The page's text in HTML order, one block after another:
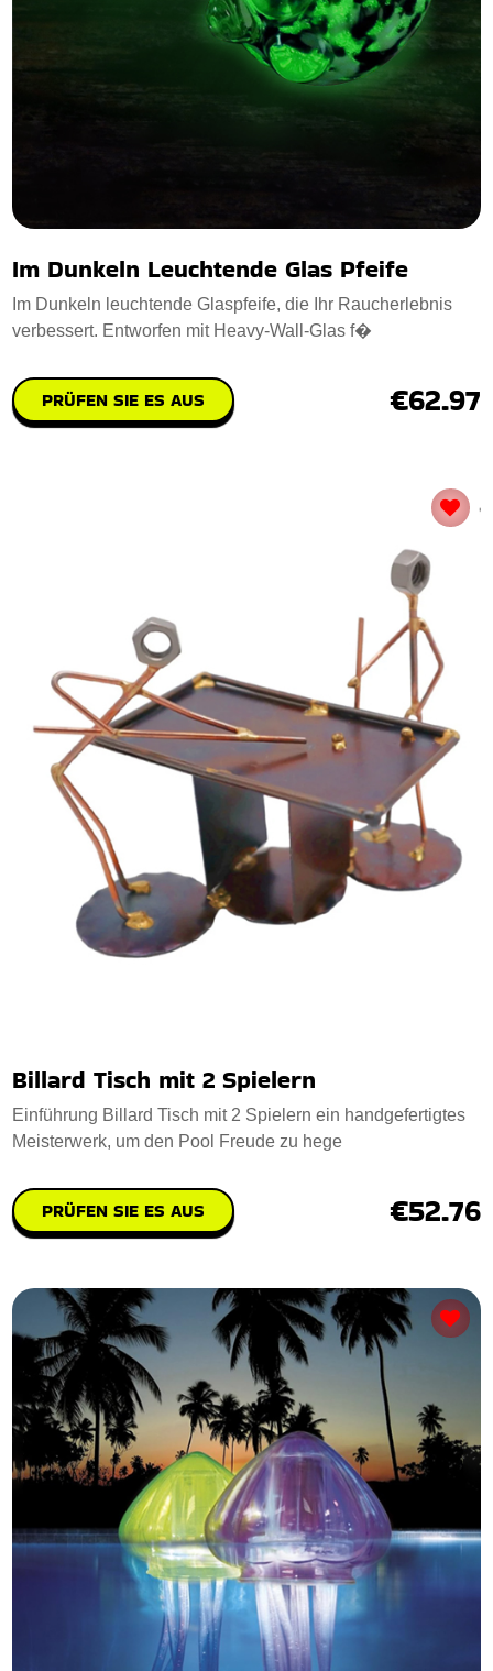
Im Dunkeln Leuchtende Glas Pfeife
Im Dunkeln leuchtende Glaspfeife, die Ihr Raucherlebnis
verbessert. Entworfen mit Heavy-Wall-Glas f�
PRÜFEN SIE ES AUS €62.97
Billard Tisch mit 2 Spielern
Einführung Billard Tisch mit 2 Spielern ein handgefertigtes
Meisterwerk, um den Pool Freude zu hege
PRÜFEN SIE ES AUS €52.76